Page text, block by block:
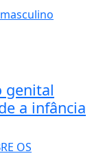
genital
a infância